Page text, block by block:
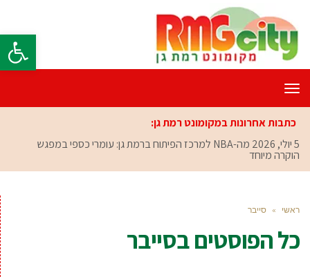
פתח
תפריט
כתבות אחרונות במקומונט רמת גן:
5 יולי, 2026
מה-NBA למרכז הפיתוח ברמת גן: עומרי כספי במפגש
הוקרה מיוחד
ראשי » סייבר
כל הפוסטים בסייבר